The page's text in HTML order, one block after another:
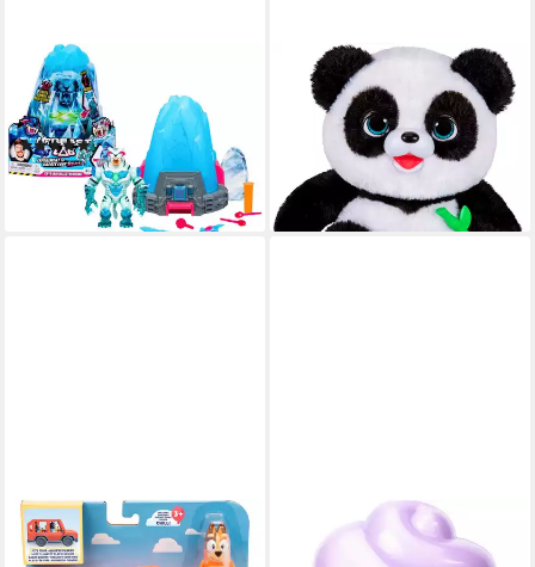
MOOSE
Spielfigur MrBeast Lab Cryo
Lab, mit Soundeffekt
(1)
49,99 €
lieferbar - in 3-4 Werktagen bei dir
MOOSE
Plüschfigur Little Live Pets,
My Baby Panda
ab 35,24 €
UVP39,99 €
-12%
lieferbar - in 3-4 Werktagen bei dir
MOOSE
Spielzeug-Auto Bluey S11
Plüschfigur Cookeez Makery -